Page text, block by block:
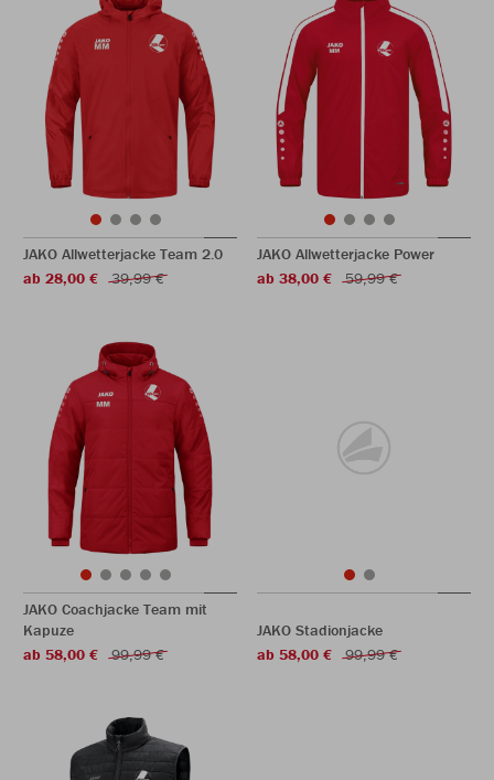
JAKO Allwetterjacke Team 2.0
ab 28,00 €
39,99 €
JAKO Allwetterjacke Power
ab 38,00 €
59,99 €
JAKO Coachjacke Team mit
Kapuze
ab 58,00 €
99,99 €
JAKO Stadionjacke
ab 58,00 €
99,99 €